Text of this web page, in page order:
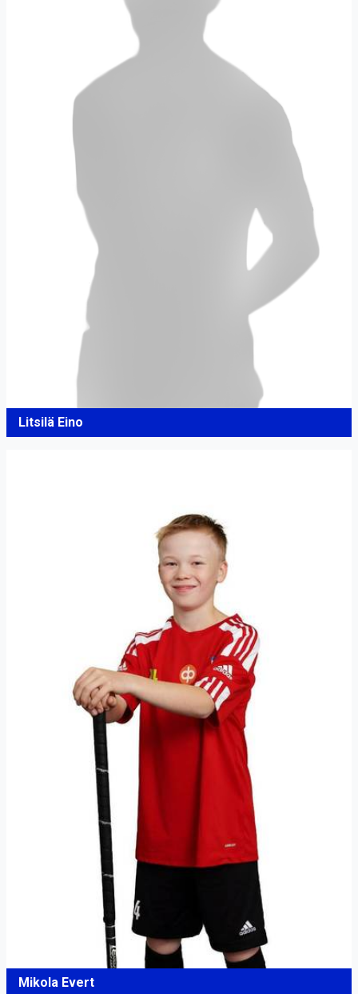
Litsilä Eino
Mikola Evert